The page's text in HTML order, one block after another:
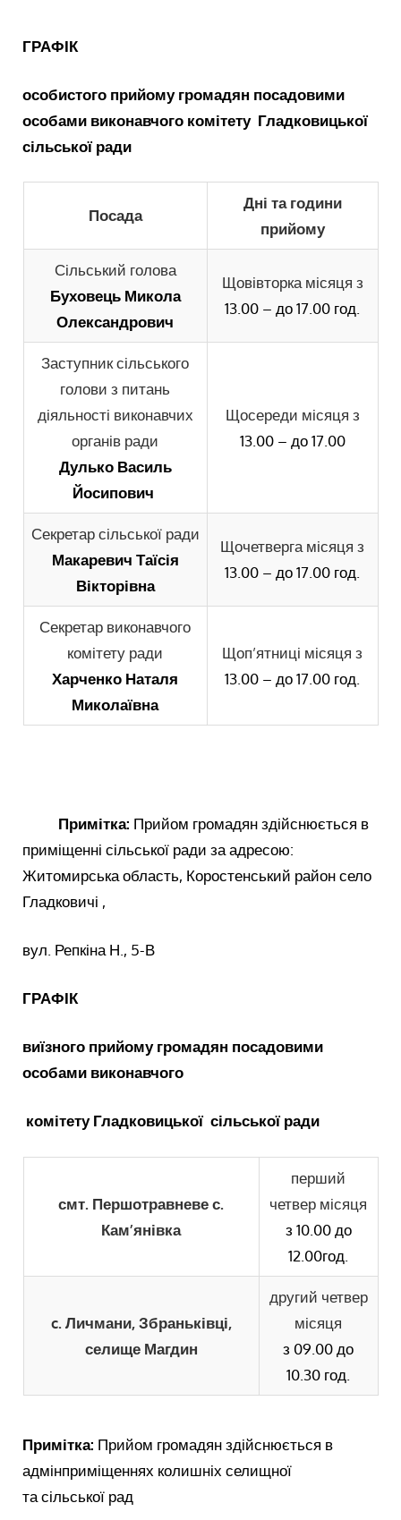
ГРАФІК
особистого прийому громадян посадовими
особами виконавчого комітету Гладковицької
сільської ради
Посада
Дні та години
прийому
Сільський голова
Буховець Микола
Олександрович
Щовівторка місяця з
13.00 – до 17.00 год.
Заступник сільського
голови з питань
діяльності виконавчих
органів ради
Дулько Василь
Йосипович
Щосереди місяця з
13.00 – до 17.00
Секретар сільської ради
Макаревич Таїсія
Вікторівна
Щочетверга місяця з
13.00 – до 17.00 год.
Секретар виконавчого
комітету ради
Харченко Наталя
Миколаївна
Щоп’ятниці місяця з
13.00 – до 17.00 год.
Примітка: Прийом громадян здійснюється в
приміщенні сільської ради за адресою:
Житомирська область, Коростенський район село
Гладковичі ,
вул. Репкіна Н., 5-В
ГРАФІК
виїзного прийому громадян посадовими
особами виконавчого
комітету Гладковицької сільської ради
смт. Першотравневе с.
Кам’янівка
перший
четвер місяця
з 10.00 до
12.00год.
c.Личмани, Збраньківці,
селище Магдин
другий четвер
місяця
з 09.00 до
10.30 год.
Примітка: Прийом громадян здійснюється в
адмінприміщеннях колишніх селищної
та сільської рад